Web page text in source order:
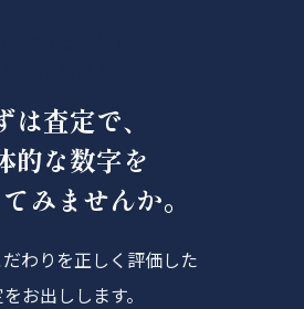
は査定で、
的な数字を
みませんか。
わりを正しく評価した
お出しします。